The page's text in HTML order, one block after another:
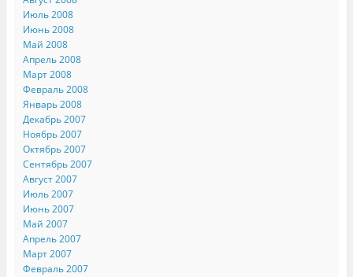
Июль 2008
Июнь 2008
Май 2008
Апрель 2008
Март 2008
Февраль 2008
Январь 2008
Декабрь 2007
Ноябрь 2007
Октябрь 2007
Сентябрь 2007
Август 2007
Июль 2007
Июнь 2007
Май 2007
Апрель 2007
Март 2007
Февраль 2007